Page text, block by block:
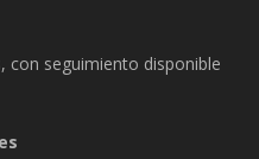
con seguimiento disponible